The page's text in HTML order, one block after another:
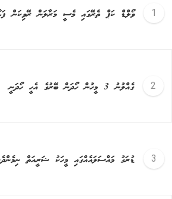
ވޯލްޑް ކަޕް ތެރޭގައި މެސީ މަރާލަން ރޭވިކަން
ގެއްލުނު 3 މީހުން ހޯދަން ބޭރުގެ އެހީ ހޯދަނީ
ޑުރަގު މައްސަލައެއްގައި މީހަކު ޝަރީއަތް